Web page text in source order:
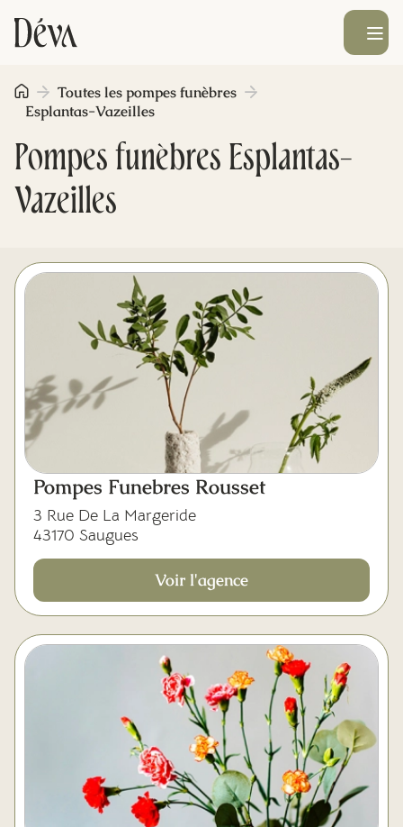
Obsèques
Prévoyance
Monument funéraire
Livraison de fleurs
Mes dernières volontés
Ouvrir le
Pompes funèbres Esplantas-
Vazeilles
Toutes les pompes funèbres
Esplantas-Vazeilles
Pompes Funebres Rousset
3 Rue De La Margeride
43170 Saugues
Voir l'agence